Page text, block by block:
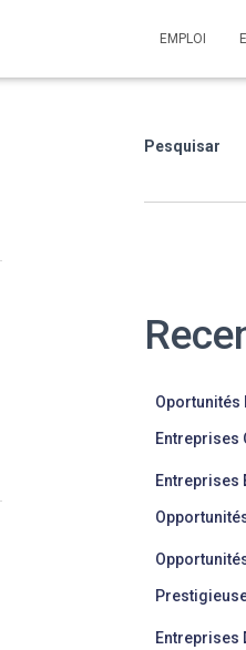
EMPLOI
Pesquisar
Oportunités
Entreprises
Entreprises
Entreprises